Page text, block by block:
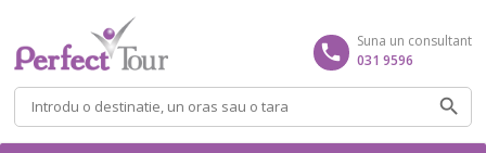
Caută
după:
Suna un consultant
031 9596